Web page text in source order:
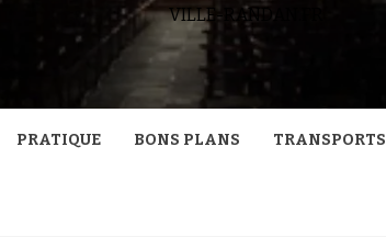
VILLE-RANDAN.FR
PRATIQUE BONS PLANS TRANSPORTS